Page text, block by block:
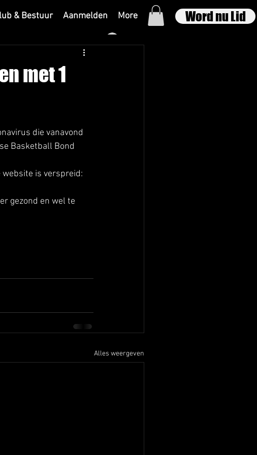
& Bestuur Aanmelden More Word nu Lid
met 1
die vanavond
Basketball Bond
is verspreid:
gezond en wel te
Alles weergeven